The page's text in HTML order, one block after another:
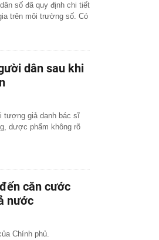
khoản
tra
"dính
tra rồi
hơn
người
số đã quy định chi tiết
trên môi trường số. Có
dân sau khi
tượng giả danh bác sĩ
dược phẩm không rõ
căn cước
nước
Chính phủ.